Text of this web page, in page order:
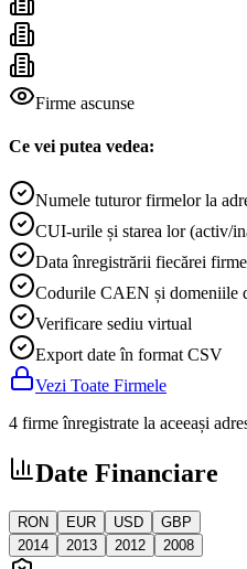
Firme ascunse
Ce vei putea vedea:
Numele tuturor firmelor la
CUI-urile și starea lor (activ/
Data înregistrării fiecărei firme
Codurile CAEN și domeniile
Verificare sediu virtual
Export date în format CSV
Vezi Toate Firmele
4 firme înregistrate la aceeași
Date Financiare
RON EUR USD
GBP
2014
2013 2012 2008